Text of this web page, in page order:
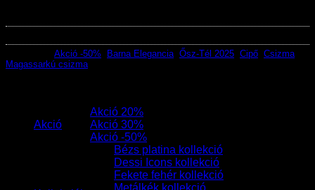
Akció -50% Barna Elegancia, Ősz-Tél 2025 Cipő Csizma,
Magassarkú csizma
Akció
Akció 20%
Akció 30%
Akció -50%
Bézs platina kollekció
Dessi Icons kollekció
Fekete fehér kollekció